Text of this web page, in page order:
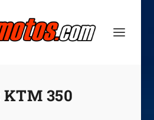
KTM 350